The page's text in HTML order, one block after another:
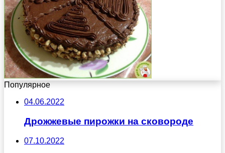
Популярное
04.06.2022
Дрожжевые пирожки на сковороде
07.10.2022